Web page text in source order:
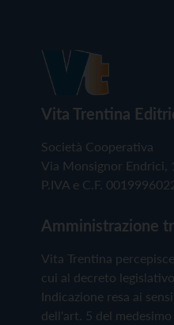
Vita Trentina
Società Cooperativa
Via Monsignor Endrici,
P.IVA e C.F.
Amministrazione
Vita Trentina
cui al decreto
Indicazione resa ai
dell'art. 5 del